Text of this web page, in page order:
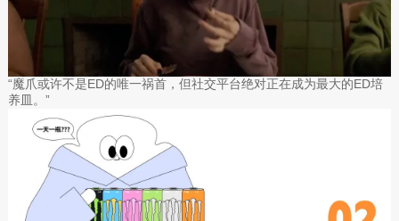
“魔爪或许不是ED的唯一祸首，但社交平台绝对正在成为最大的ED培
养皿。”